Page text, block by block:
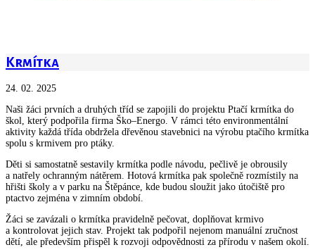
Krmítka
24. 02. 2025
Naši žáci prvních a druhých tříd se zapojili do projektu Ptačí krmítka do
škol, který podpořila firma Ško–Energo. V rámci této environmentální
aktivity každá třída obdržela dřevěnou stavebnici na výrobu ptačího krmítka
spolu s krmivem pro ptáky.
Děti si samostatně sestavily krmítka podle návodu, pečlivě je obrousily
a natřely ochranným nátěrem. Hotová krmítka pak společně rozmístily na
hřišti školy a v parku na Štěpánce, kde budou sloužit jako útočiště pro
ptactvo zejména v zimním období.
Žáci se zavázali o krmítka pravidelně pečovat, doplňovat krmivo
a kontrolovat jejich stav. Projekt tak podpořil nejenom manuální zručnost
dětí, ale především přispěl k rozvoji odpovědnosti za přírodu v našem okolí.